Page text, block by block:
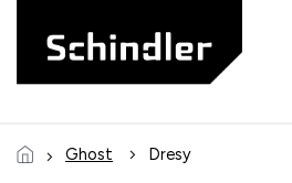
Ghost Dresy